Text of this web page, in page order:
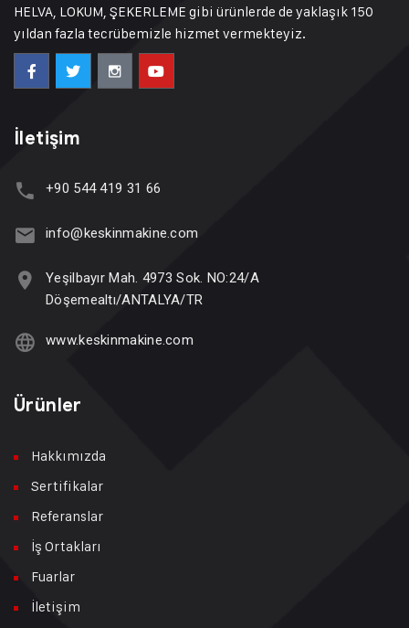
HELVA, LOKUM, ŞEKERLEME gibi ürünlerde de yaklaşık 150
yıldan fazla tecrübemizle hizmet vermekteyiz.
İletişim
+90 544 419 31 66
info@keskinmakine.com
Yeşilbayır Mah. 4973 Sok. NO:24/A
Döşemealtı/ANTALYA/TR
www.keskinmakine.com
Ürünler
Hakkımızda
Sertifikalar
Referanslar
İş Ortakları
Fuarlar
İletişim